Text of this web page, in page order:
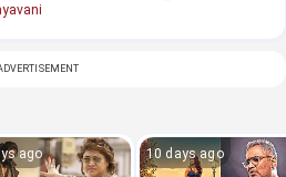
ago 10 days ago